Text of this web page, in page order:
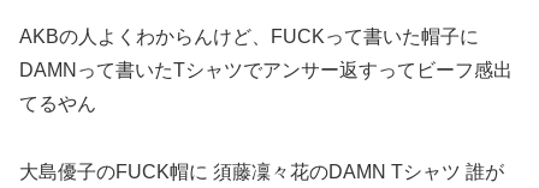
AKBの人よくわからんけど、FUCKって書いた帽子に
DAMNって書いたTシャツでアンサー返すってビーフ感出
てるやん
大島優子のFUCK帽に 須藤凜々花のDAMN Tシャツ 誰が